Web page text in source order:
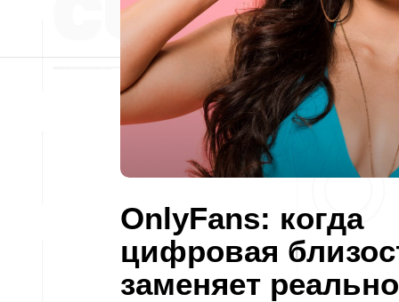
OnlyFans: когда
цифровая
заменяет